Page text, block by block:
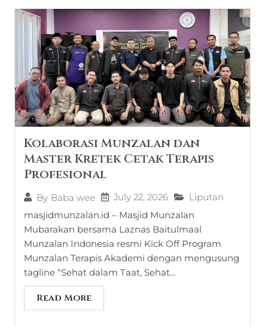
Kolaborasi Munzalan dan
Master Kretek Cetak Terapis
Profesional
By Baba wee July 22, 2026
Liputan
masjidmunzalan.id – Masjid Munzalan
Mubarakan bersama Laznas Baitulmaal
Munzalan Indonesia resmi Kick Off Program
Munzalan Terapis Akademi dengan mengusung
tagline “Sehat dalam Taat, Sehat...
Read More